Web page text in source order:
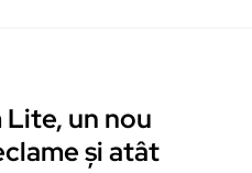
Lite, un nou
și atât